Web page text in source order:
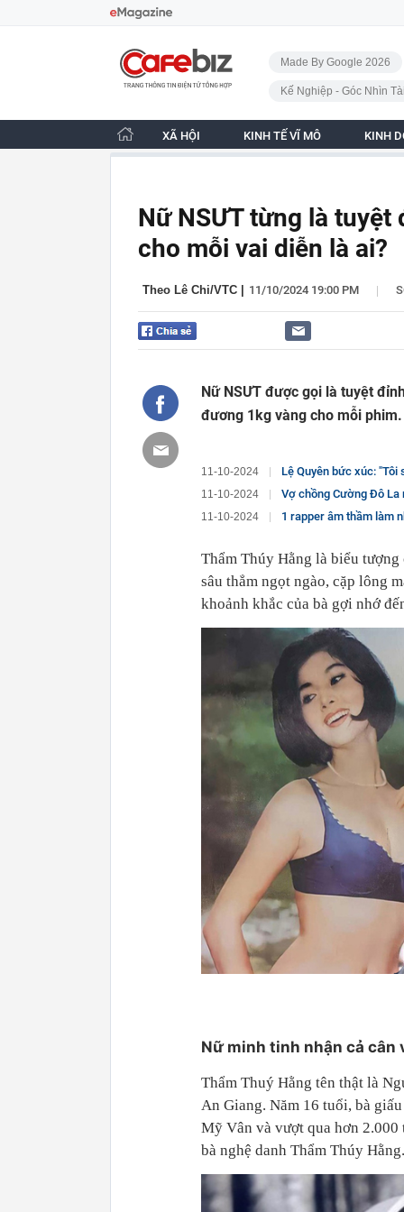
CafeBiz - Trang chủ
Made By Google 2026
Kế Nghiệp - Góc Nhìn
XÃ HỘI KINH TẾ VĨ MÔ KINH
Nữ NSƯT từng là
cho mỗi vai diễn là ai?
Theo Lê Chi/VTC 11/10/2024 19:00 PM |
Nữ NSƯT được gọi là tuyệt
đương 1kg vàng cho mỗi phim.
11-10-2024 Lệ Quyên bức xúc:
11-10-2024 Vợ chồng Cường Đô La
11-10-2024 1 rapper âm thầm làm
Thẩm Thúy Hằng là biểu
sâu thẳm ngọt ngào, cặp lông
khoảnh khắc của bà gợi nhớ
Nữ minh tinh nhận cả cân
Thẩm Thuý Hằng tên thật là
An Giang. Năm 16 tuổi, bà
Mỹ Vân và vượt qua hơn
bà nghệ danh Thẩm Thúy Hằng.